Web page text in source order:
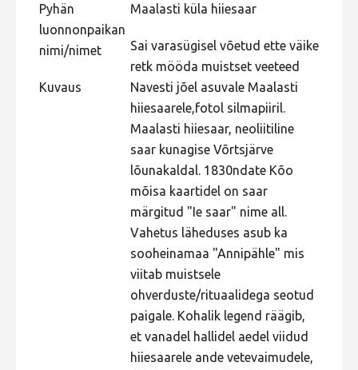
Pyhän
luonnonpaikan
nimi/nimet
Maalasti küla hiiesaar
Kuvaus
Sai varasügisel võetud ette väike
retk mööda muistset veeteed
Navesti jõel asuvale Maalasti
hiiesaarele,fotol silmapiiril.
Maalasti hiiesaar, neoliitiline
saar kunagise Võrtsjärve
lõunakaldal. 1830ndate Kõo
mõisa kaartidel on saar
märgitud "Ie saar" nime all.
Vahetus läheduses asub ka
sooheinamaa "Annipähle" mis
viitab muistsele
ohverduste/rituaalidega seotud
paigale. Kohalik legend räägib,
et vanadel hallidel aedel viidud
hiiesaarele ande vetevaimudele,